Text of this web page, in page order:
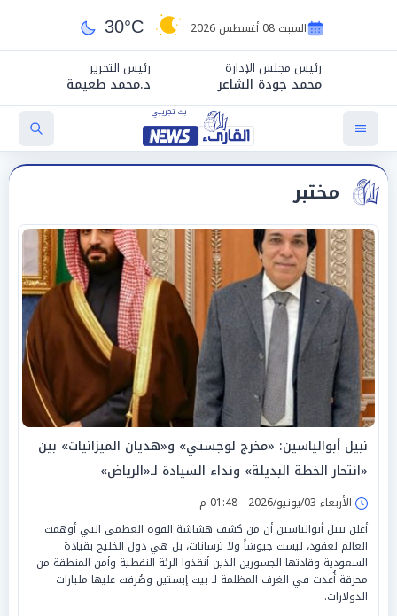
السبت 08 أغسطس 2026 30°C
رئيس مجلس الإدارة
محمد جودة الشاعر
رئيس التحرير
د.محمد طعيمة
مختبر
نبيل أبوالياسين: «مخرج لوجستي» و«هذيان الميزانيات» بين
«انتحار الخطة البديلة» ونداء السيادة لـ«الرياض»
الأربعاء 03/يونيو/2026 - 01:48 م
أعلن نبيل أبوالياسين أن من كشف هشاشة القوة العظمى التي أوهمت
العالم لعقود، ليست جيوشاً ولا ترسانات، بل هي دول الخليج بقيادة
السعودية وقادتها الجسورين الذين أنقذوا الرئة النفطية وأمن المنطقة من
محرقة أُعدت في الغرف المظلمة لـ بيت إبستين وصُرفت عليها مليارات
الدولارات.